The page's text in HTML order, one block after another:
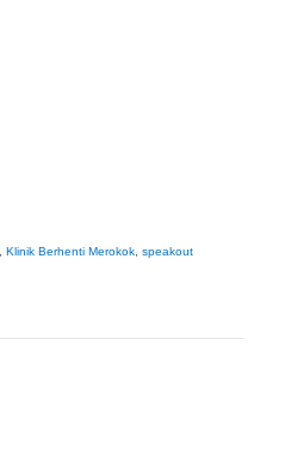
Klinik Berhenti Merokok speakout